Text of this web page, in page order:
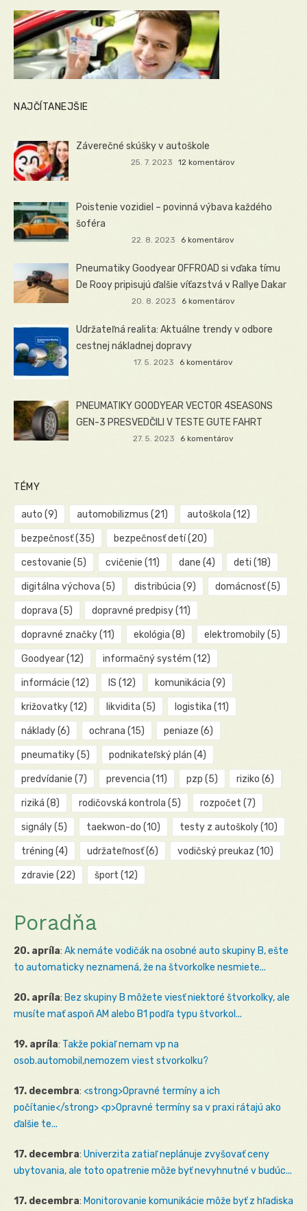
NAJČÍTANEJŠIE
Záverečné skúšky v autoškole
25. 7. 2023 12 komentárov
Poistenie vozidiel – povinná výbava každého
šoféra
22. 8. 2023 6 komentárov
Pneumatiky Goodyear OFFROAD si vďaka tímu
De Rooy pripisujú ďalšie víťazstvá v Rallye Dakar
20. 8. 2023 6 komentárov
Udržateľná realita: Aktuálne trendy v odbore
cestnej nákladnej dopravy
17. 5. 2023 6 komentárov
PNEUMATIKY GOODYEAR VECTOR 4SEASONS
GEN-3 PRESVEDČILI V TESTE GUTE FAHRT
27. 5. 2023 6 komentárov
TÉMY
auto (9) automobilizmus (21) autoškola (12)
bezpečnosť(35) bezpečnosť detí(20)
cestovanie (5) cvičenie (11) dane (4) deti (18)
digitálna výchova (5) distribúcia (9) domácnosť(5)
doprava (5) dopravné predpisy(11)
dopravné značky(11) ekológia (8) elektromobily(5)
Goodyear(12) informačný systém (12)
informácie (12) IS (12) komunikácia (9)
križovatky(12) likvidita (5) logistika (11)
náklady(6) ochrana (15) peniaze (6)
pneumatiky(5) podnikateľský plán (4)
predvídanie (7) prevencia (11) pzp (5) riziko (6)
riziká (8) rodičovská kontrola (5) rozpočet (7)
signály(5) taekwon-do (10) testy z autoškoly(10)
tréning (4) udržateľnosť(6) vodičský preukaz (10)
zdravie (22) šport (12)
Poradňa
20. apríla: Ak nemáte vodičák na osobné auto skupiny B, ešte
to automaticky neznamená, že na štvorkolke nesmiete...
20. apríla: Bez skupiny B môžete viesť niektoré štvorkolky, ale
musíte mať aspoň AM alebo B1 podľa typu štvorkol...
19. apríla: Takže pokiaľ nemam vp na
osob.automobil,nemozem viest stvorkolku?
17. decembra: <strong>Opravné termíny a ich
počítanie</strong> <p>Opravné termíny sa v praxi rátajú ako
ďalšie te...
17. decembra: Univerzita zatiaľ neplánuje zvyšovať ceny
ubytovania, ale toto opatrenie môže byť nevyhnutné v budúc...
17. decembra: Monitorovanie komunikácie môže byť z hľadiska